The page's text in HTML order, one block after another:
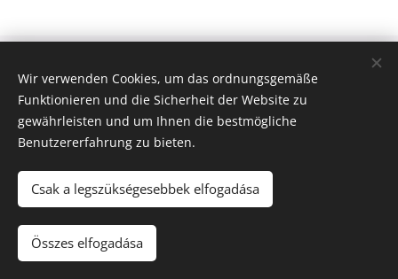
Veszprém-Balaton 2023
Európa Kultúrális Fővárosa
PAJTA PROJEKT
© 2021 Minden jog fenntartva Cookies
Magyar
Wir verwenden Cookies, um das ordnungsgemäße
Funktionieren und die Sicherheit der Website zu
gewährleisten und um Ihnen die bestmögliche
Benutzererfahrung zu bieten.
Csak a legszükségesebbek elfogadása
Összes elfogadása